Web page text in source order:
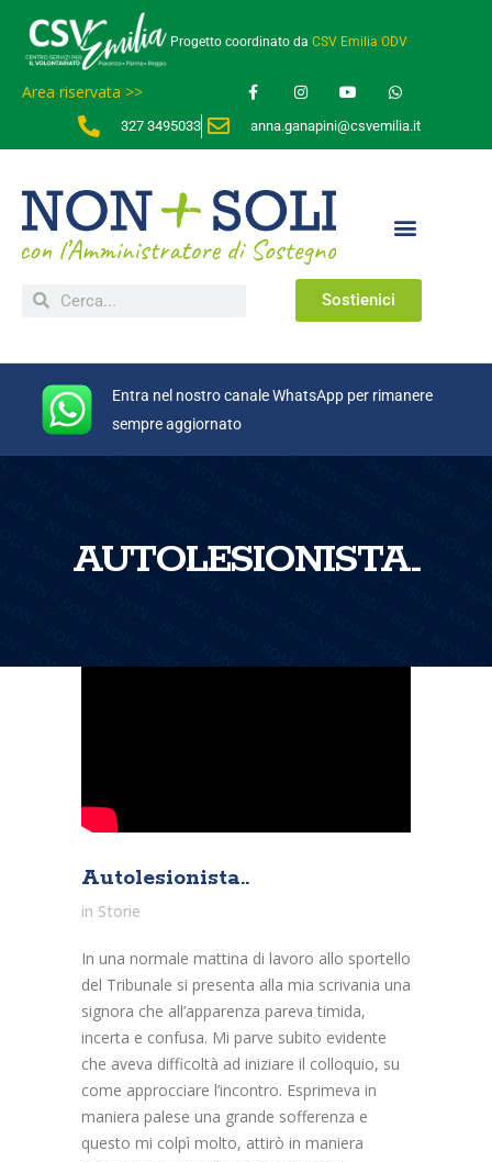
Progetto coordinato da CSV Emilia ODV
Area riservata >>
327 3495033 anna.ganapini@csvemilia.it
Sostienici
Entra nel nostro canale WhatsApp per rimanere
sempre aggiornato
AUTOLESIONISTA..
Autolesionista..
in Storie
In una normale mattina di lavoro allo sportello
del Tribunale si presenta alla mia scrivania una
signora che all’apparenza pareva timida,
incerta e confusa. Mi parve subito evidente
che aveva difficoltà ad iniziare il colloquio, su
come approcciare l’incontro. Esprimeva in
maniera palese una grande sofferenza e
questo mi colpì molto, attirò in maniera